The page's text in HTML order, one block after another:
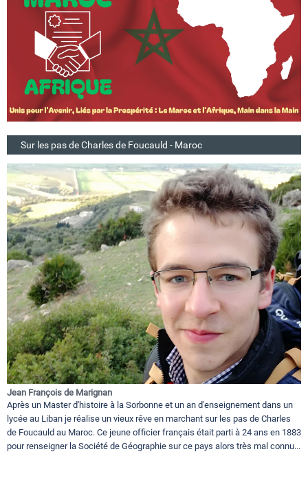
Sur les pas de Charles de Foucauld - Maroc
Jean François de Marignan
Après un Master d'histoire à la Sorbonne et un an d'enseignement dans un
lycée au Liban je réalise un vieux rêve en marchant sur les pas de Charles
de Foucauld au Maroc. Ce jeune officier français était parti à 24 ans en 1883
pour renseigner la Société de Géographie sur ce pays alors très mal connu...